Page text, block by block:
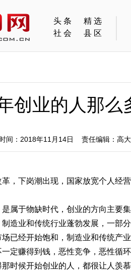
头条
精选
社会
县区
创业的人那么
：2018年11月14日 责任编辑：高
，下岗潮出现，国家放宽个人经
属于物缺时代，创业的方向主要
造业和传统行业蓬勃发展，一部
已经开始饱和，制造业和传统产
定赚得到钱，恶性竞争，恶性循
时候开始创业的人，都很让人羡